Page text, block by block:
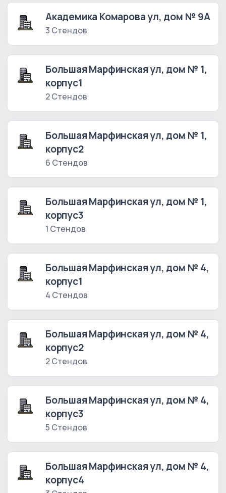
Академика Комарова ул, дом № 9А
3 Стендов
Большая Марфинская ул, дом № 1,
корпус1
2 Стендов
Большая Марфинская ул, дом № 1,
корпус2
6 Стендов
Большая Марфинская ул, дом № 1,
корпус3
1 Стендов
Большая Марфинская ул, дом № 4,
корпус1
4 Стендов
Большая Марфинская ул, дом № 4,
корпус2
2 Стендов
Большая Марфинская ул, дом № 4,
корпус3
5 Стендов
Большая Марфинская ул, дом № 4,
корпус4